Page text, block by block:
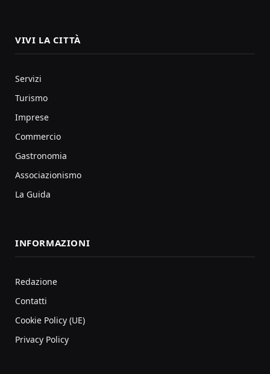
VIVI LA CITTÀ
Servizi
Turismo
Imprese
Commercio
Gastronomia
Associazionismo
La Guida
INFORMAZIONI
Redazione
Contatti
Cookie Policy (UE)
Privacy Policy